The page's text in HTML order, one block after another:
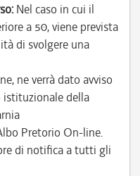
Nel caso in cui il
a 50, viene prevista
di svolgere una
ne verrà dato avviso
istituzionale della
Pretorio On-line.
di notifica a tutti gli